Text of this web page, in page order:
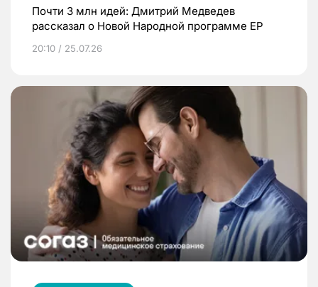
Почти 3 млн идей: Дмитрий Медведев
рассказал о Новой Народной программе ЕР
20:10 / 25.07.26